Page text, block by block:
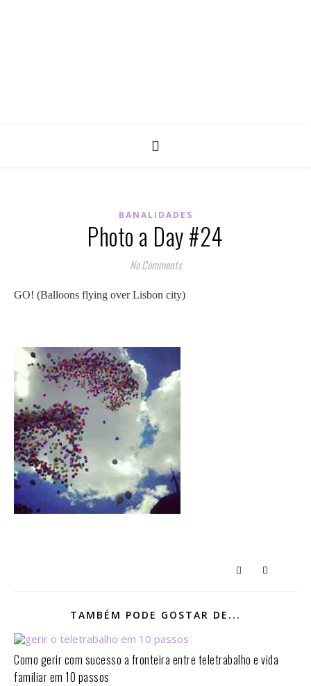
BANALIDADES
Photo a Day #24
No Comments
GO! (Balloons flying over Lisbon city)
TAMBÉM PODE GOSTAR DE...
Como gerir com sucesso a fronteira entre teletrabalho e vida
familiar em 10 passos⁣